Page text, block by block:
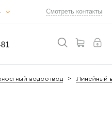
Смотреть контакты
водоотвод Линейный